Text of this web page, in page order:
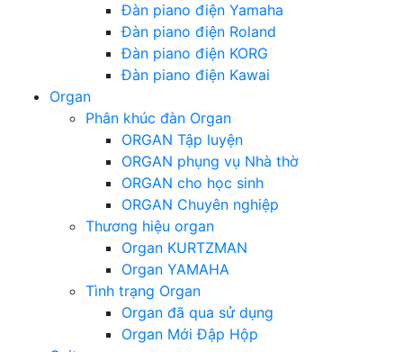
Đàn piano điện Yamaha
Đàn piano điện Roland
Đàn piano điện KORG
Đàn piano điện Kawai
Organ
Phân khúc đàn Organ
ORGAN Tập luyện
ORGAN phụng vụ Nhà thờ
ORGAN cho học sinh
ORGAN Chuyên nghiệp
Thương hiệu organ
Organ KURTZMAN
Organ YAMAHA
Tình trạng Organ
Organ đã qua sử dụng
Organ Mới Đập Hộp